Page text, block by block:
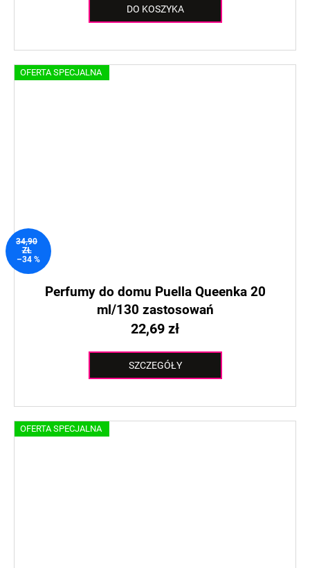
DO KOSZYKA
OFERTA SPECJALNA
34,90
ZŁ
–34 %
Perfumy do domu Puella Queenka 20
ml/130 zastosowań
22,69 zł
SZCZEGÓŁY
OFERTA SPECJALNA